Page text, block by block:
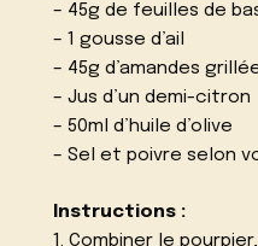
– 45g de feuilles de
– 1 gousse d’ail
– 45g d’amandes
– Jus d’un demi-citron
– 50ml d’huile d’olive
– Sel et poivre selon
Instructions :
1. Combiner le